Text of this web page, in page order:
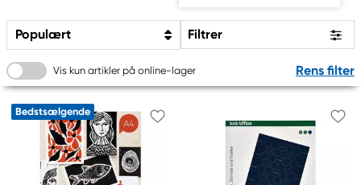
Populært Filtrer
Vis kun artikler på online-lager Rens filter
Bedstsælgende